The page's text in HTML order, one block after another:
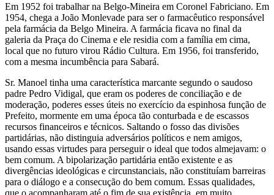
Em 1952 foi trabalhar na Belgo-Mineira em Coronel Fabriciano. Em
1954, chega a João Monlevade para ser o farmacêutico responsável
pela farmácia da Belgo Mineira. A farmácia ficava no final da
galeria da Praça do Cinema e ele residia com a família em cima,
local que no futuro virou Rádio Cultura. Em 1956, foi transferido,
com a mesma incumbência para Sabará.
Sr. Manoel tinha uma característica marcante segundo o saudoso
padre Pedro Vidigal, que eram os poderes de conciliação e de
moderação, poderes esses úteis no exercício da espinhosa função de
Prefeito, mormente em uma época tão conturbada e de escassos
recursos financeiros e técnicos. Saltando o fosso das divisões
partidárias, não distinguia adversários políticos e nem amigos,
usando essas virtudes para perseguir o ideal que todos almejavam: o
bem comum. A bipolarização partidária então existente e as
divergências ideológicas e circunstanciais, não constituíam barreiras
para o diálogo e a consecução do bem comum. Essas qualidades,
que o acompanharam até o fim de sua existência, em muito